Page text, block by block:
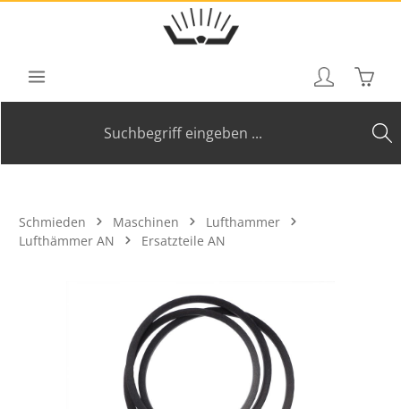
Zum Hauptinhalt springen
Schmieden Maschinen
Lufthammer
Lufthämmer AN
Ersatzteile AN